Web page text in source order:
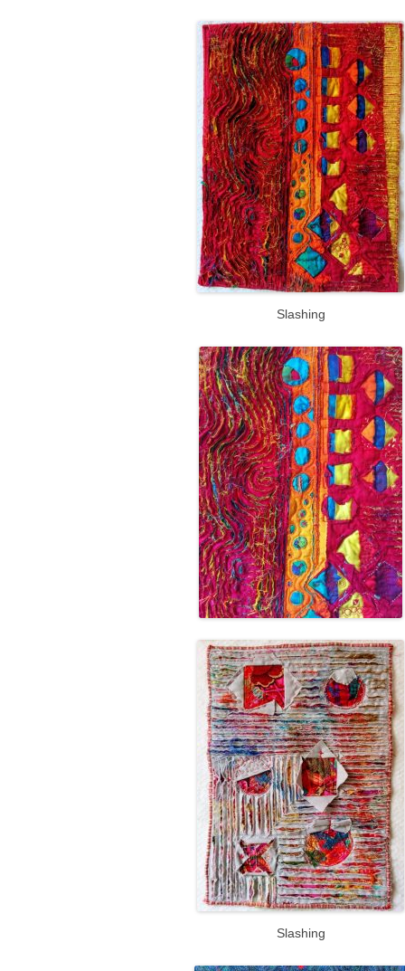
Slashing
Slashing